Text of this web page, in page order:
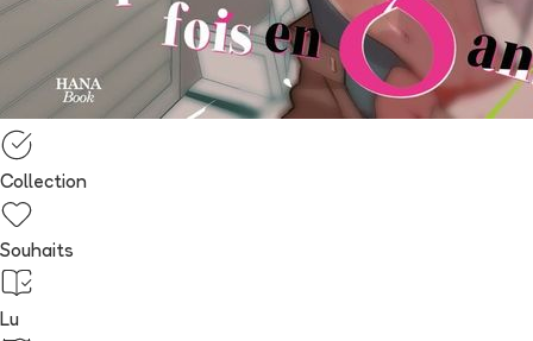
Collection
Souhaits
Lu